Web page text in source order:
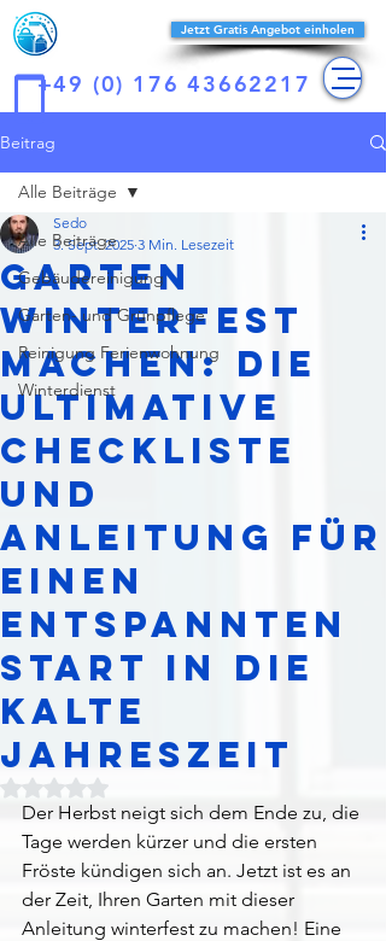
+49 (0) 176 43662217
Jetzt Gratis Angebot einholen
Beitrag
Alle Beiträge
Gebäudereinigung
Garten- und Grünpflege
Reinigung Ferienwohnung
Winterdienst
Alle Beiträge
Garten
winterfest
machen: Die
ultimative
Checkliste
und
Anleitung für
einen
entspannten
Start in die
kalte
Jahreszeit
Sedo
3. Sept. 2025 3 Min. Lesezeit
Mit NaN von 5 Sternen bewertet.
Der Herbst neigt sich dem Ende zu, die
Tage werden kürzer und die ersten
Fröste kündigen sich an. Jetzt ist es an
der Zeit, Ihren Garten mit dieser
Anleitung winterfest zu machen! Eine